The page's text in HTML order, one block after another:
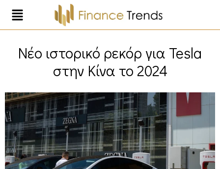
Νέο ιστορικό ρεκόρ για Tesla
στην Κίνα το 2024